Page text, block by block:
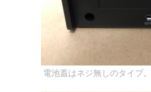
電池蓋はネジ無しのタイプ